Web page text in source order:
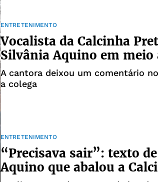
ENTRETENIMENTO
Vocalista da Calcinha
Silvânia Aquino em meio
A cantora deixou um comentário
a colega
ENTRETENIMENTO
“Precisava sair”: texto
Aquino que abalou a